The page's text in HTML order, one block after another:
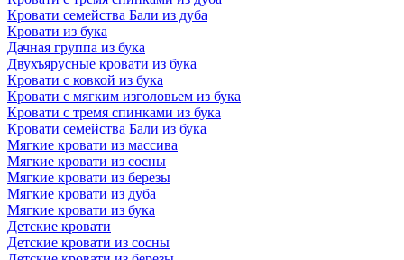
Кровати семейства Бали из дуба
Кровати из бука
Дачная группа из бука
Двухъярусные кровати из бука
Кровати с ковкой из бука
Кровати с мягким изголовьем из бука
Кровати с тремя спинками из бука
Кровати семейства Бали из бука
Мягкие кровати из массива
Мягкие кровати из сосны
Мягкие кровати из березы
Мягкие кровати из дуба
Мягкие кровати из бука
Детские кровати
Детские кровати из сосны